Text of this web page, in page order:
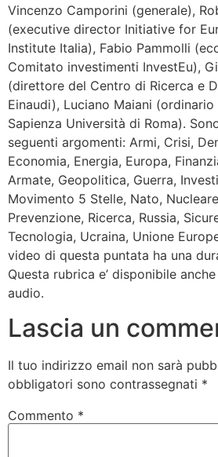
Vincenzo Camporini (generale),
(executive director Initiative for
Institute Italia), Fabio Pammolli
Comitato investimenti InvestEu),
(direttore del Centro di Ricerca e
Einaudi), Luciano Maiani
Sapienza Università di Roma).
seguenti argomenti: Armi, Crisi,
Economia, Energia, Europa,
Armate, Geopolitica, Guerra,
Movimento 5 Stelle, Nato,
Prevenzione, Ricerca, Russia,
Tecnologia, Ucraina, Unione
video di questa puntata ha una
Questa rubrica e’ disponibile
audio.
Lascia un
Il tuo indirizzo email non sarà
obbligatori sono contrassegnati *
Commento *